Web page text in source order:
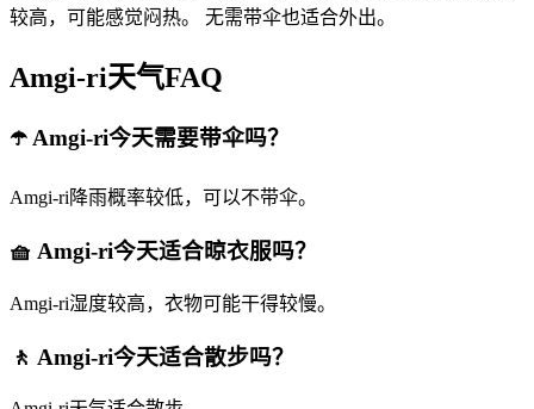
较高，可能感觉闷热。 无需带伞也适合外出。
Amgi-ri天气FAQ
☂️ Amgi-ri今天需要带伞吗？
Amgi-ri降雨概率较低，可以不带伞。
🧺 Amgi-ri今天适合晾衣服吗？
Amgi-ri湿度较高，衣物可能干得较慢。
🚶 Amgi-ri今天适合散步吗？